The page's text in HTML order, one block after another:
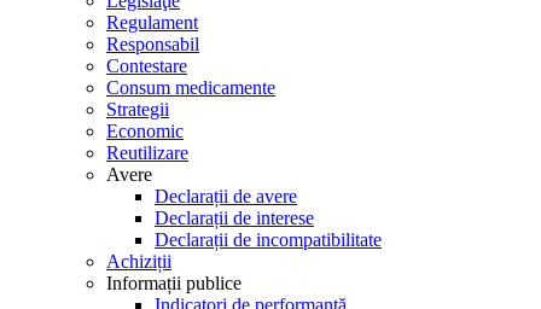
Regulament
Responsabil
Contestare
Consum medicamente
Strategii
Economic
Reutilizare
Avere
Declarații de avere
Declarații de interese
Declarații de incompatibilitate
Achiziții
Informații publice
Indicatori de performanță